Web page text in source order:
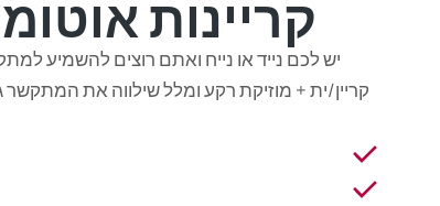
קריינות
יש לכם נייד או נייח ואתם רוצים להשמיע
קריין/ית + מוזיקת רקע ומלל שילווה את